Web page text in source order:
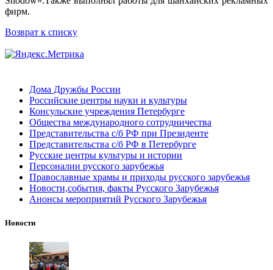
фирм.
Возврат к списку
Дома Дружбы России
Российские центры науки и культуры
Консульские учреждения Петербурге
Общества международного сотрудничества
Представительства с/б РФ при Президенте
Представительства с/б РФ в Петербурге
Русские центры культуры и истории
Персоналии русского зарубежья
Православные храмы и приходы русского зарубежья
Новости,события, факты Русского Зарубежья
Анонсы мероприятий Русского Зарубежья
Новости